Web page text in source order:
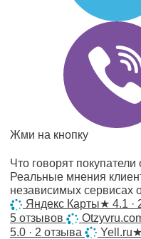
Жми на кнопку
Что говорят
Реальные мнения
независимых сервисах
Яндекс Карты★ 4.1 ·
5 отзывов
5.0 · 2 отзыва
Yell.ru★